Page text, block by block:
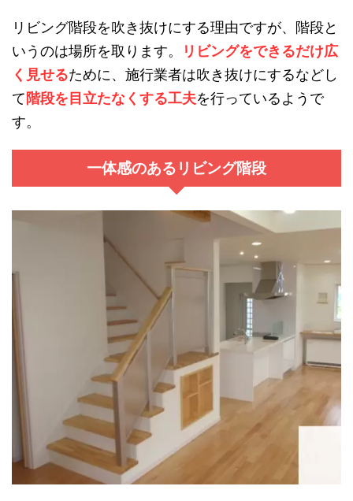
リビング階段を吹き抜けにする理由ですが、階段と
いうのは場所を取ります。
リビングをできるだけ広
く見せるために、施行業者は吹き抜けにするなどし
て階段を目立たなくする工夫を行っているようで
す。
一体感のあるリビング階段